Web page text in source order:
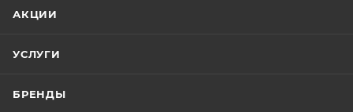
Упаковка 90 гр (2 палочки)
АКЦИИ
УСЛУГИ
БРЕНДЫ